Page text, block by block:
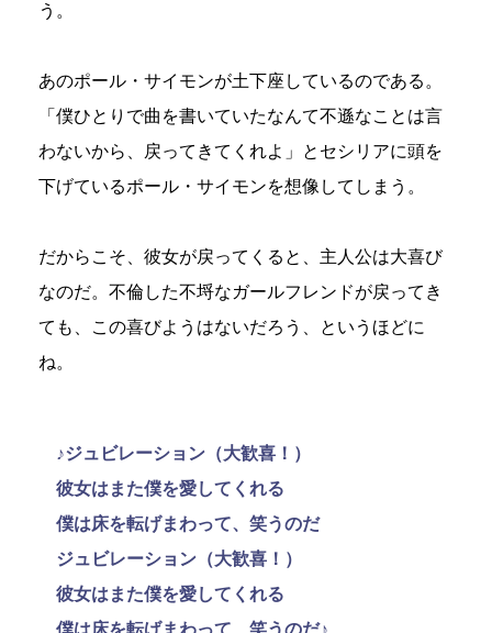
う。
あのポール・サイモンが土下座しているのである。
「僕ひとりで曲を書いていたなんて不遜なことは言
わないから、戻ってきてくれよ」とセシリアに頭を
下げているポール・サイモンを想像してしまう。
だからこそ、彼女が戻ってくると、主人公は大喜び
なのだ。不倫した不埒なガールフレンドが戻ってき
ても、この喜びようはないだろう、というほどに
ね。
♪ジュビレーション（大歓喜！）
彼女はまた僕を愛してくれる
僕は床を転げまわって、笑うのだ
ジュビレーション（大歓喜！）
彼女はまた僕を愛してくれる